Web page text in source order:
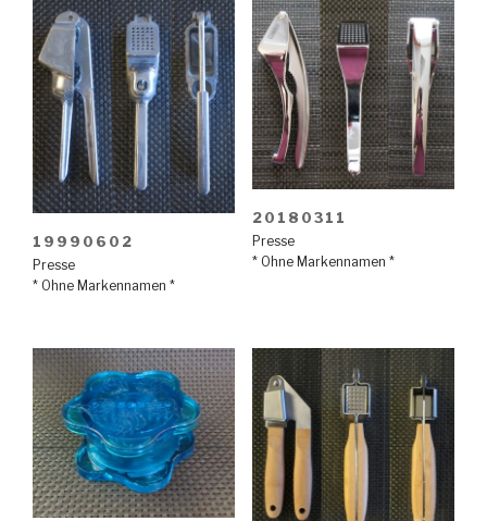
19990602
Presse
* Ohne Markennamen *
20180311
Presse
* Ohne Markennamen *